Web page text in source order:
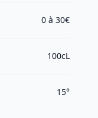
0 à 30€
100cL
15°